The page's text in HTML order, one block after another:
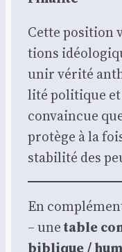
Cette posi­tion
tions
unir véri­té
li­té poli­tique et
convain­cue
pro­tège à la
sta­bi­li­té des
En
– unetable
biblique /